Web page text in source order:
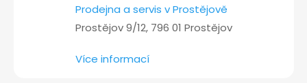
Prodejna a servis v Prostějově
Prostějov 9/12, 796 01 Prostějov
Více informací